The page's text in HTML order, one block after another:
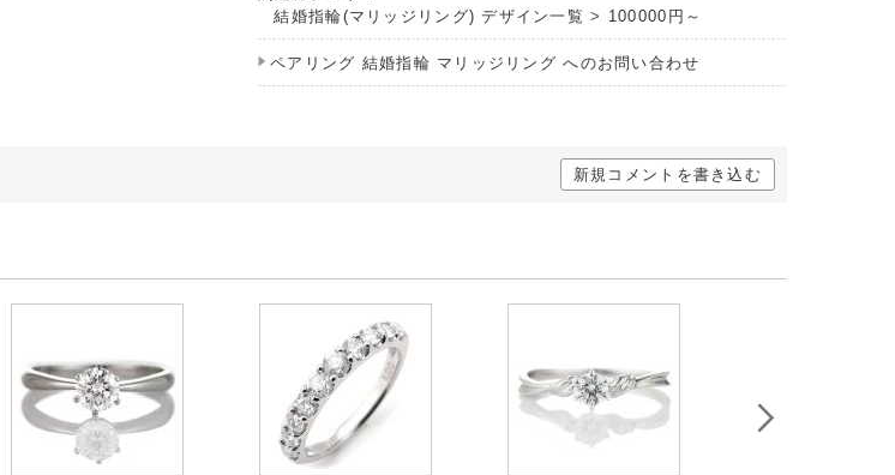
結婚指輪(マリッジリング) デザイン一覧 > 100000円～
ペアリング 結婚指輪 マリッジリング へのお問い合わせ
新規コメントを書き込む